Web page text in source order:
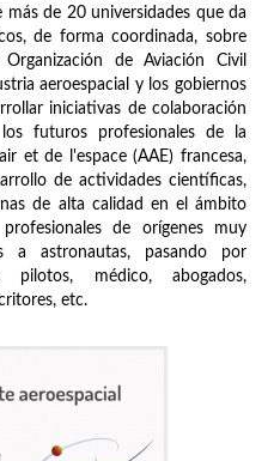
de 20 universidades que da
de forma coordinada, sobre
de Aviación Civil
aeroespacial y los gobiernos
iniciativas de colaboración
futuros profesionales de la
et de l'espace (AAE) francesa,
de actividades científicas,
de alta calidad en el ámbito
de orígenes muy
a astronautas, pasando por
pilotos, médico, abogados,
etc.